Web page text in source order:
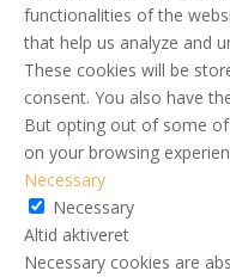
functionalities of the
that help us analyze and
These cookies will be
consent. You also have
But opting out of some
on your browsing
Necessary
Necessary
Altid aktiveret
Necessary cookies are